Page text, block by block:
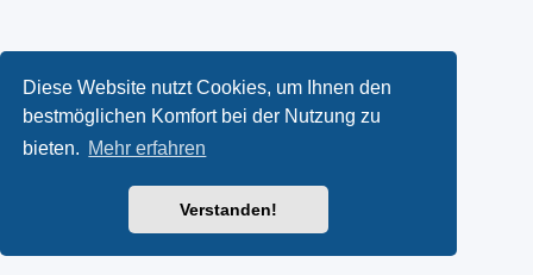
Diese Website nutzt Cookies, um Ihnen den
bestmöglichen Komfort bei der Nutzung zu
bieten. Mehr erfahren
Verstanden!